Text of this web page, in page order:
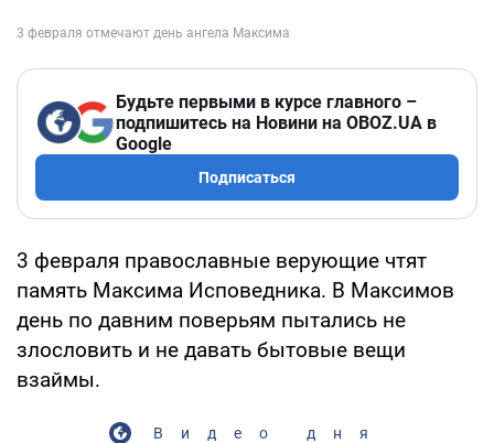
Будьте первыми в курсе главного –
подпишитесь на Новини на OBOZ.UA в
Google
Подписаться
3 февраля православные верующие чтят
память Максима Исповедника. В Максимов
день по давним поверьям пытались не
злословить и не давать бытовые вещи
взаймы.
Видео дня